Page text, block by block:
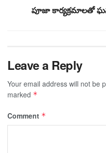
పూజా కార్యక్రమాలతో
Leave a Reply
Your email address will not be
marked *
Comment *